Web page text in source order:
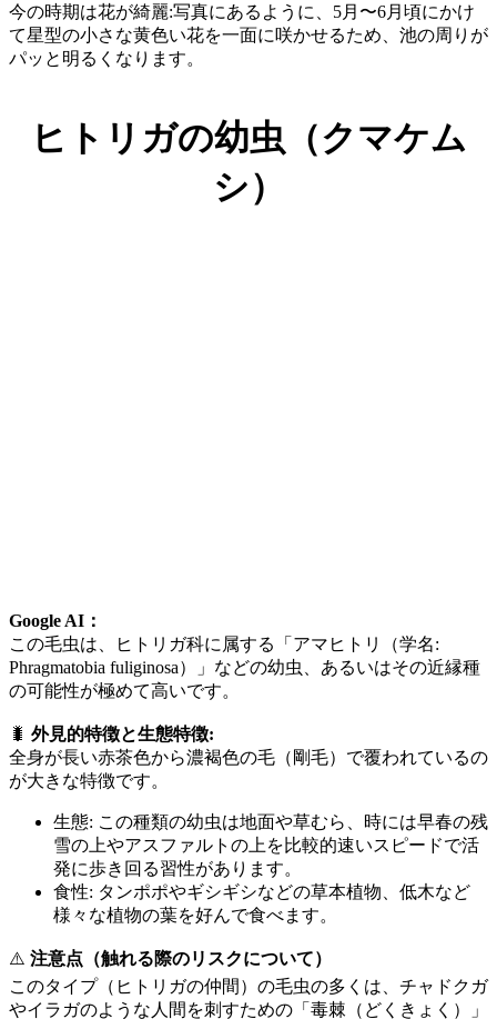
今の時期は花が綺麗:写真にあるように、5月〜6月頃にかけ
て星型の小さな黄色い花を一面に咲かせるため、池の周りが
パッと明るくなります。
ヒトリガの幼虫（クマケム
シ）
Google AI：
この毛虫は、ヒトリガ科に属する「アマヒトリ（学名:
Phragmatobia fuliginosa）」などの幼虫、あるいはその近縁種
の可能性が極めて高いです。
🐛 外見的特徴と生態特徴:
全身が長い赤茶色から濃褐色の毛（剛毛）で覆われているの
が大きな特徴です。
生態: この種類の幼虫は地面や草むら、時には早春の残
雪の上やアスファルトの上を比較的速いスピードで活
発に歩き回る習性があります。
食性: タンポポやギシギシなどの草本植物、低木など
様々な植物の葉を好んで食べます。
⚠️ 注意点（触れる際のリスクについて）
このタイプ（ヒトリガの仲間）の毛虫の多くは、チャドクガ
やイラガのような人間を刺すための「毒棘（どくきょく）」